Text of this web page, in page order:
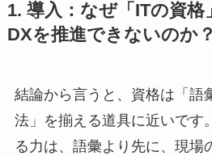
1. 導入：なぜ「ITの資
DXを推進できないのか？
結論から言うと、資格は「語
法」を揃える道具に近いです
る力は、語彙より先に、現場